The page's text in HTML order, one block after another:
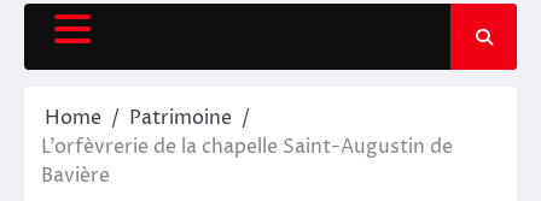
Home
Patrimoine
L’orfèvrerie de la chapelle Saint-Augustin de
Bavière